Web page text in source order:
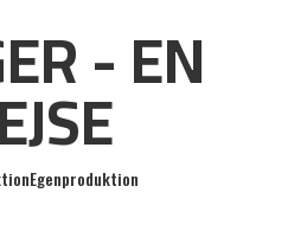
- EN
Egenproduktion